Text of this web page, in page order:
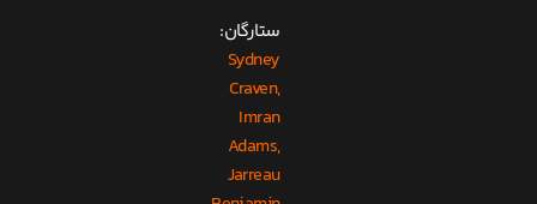
ستارگان:
Sydney
Craven,
Imran
Adams,
Jarreau